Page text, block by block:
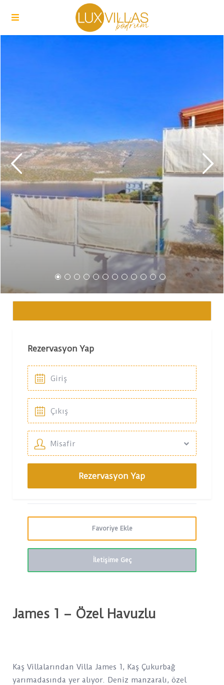
Rezervasyon Yap
Misafir
Favoriye Ekle
İletişime Geç
James 1 – Özel Havuzlu
Kaş Villalarından Villa James 1, Kaş Çukurbağ
yarımadasında yer alıyor. Deniz manzaralı, özel